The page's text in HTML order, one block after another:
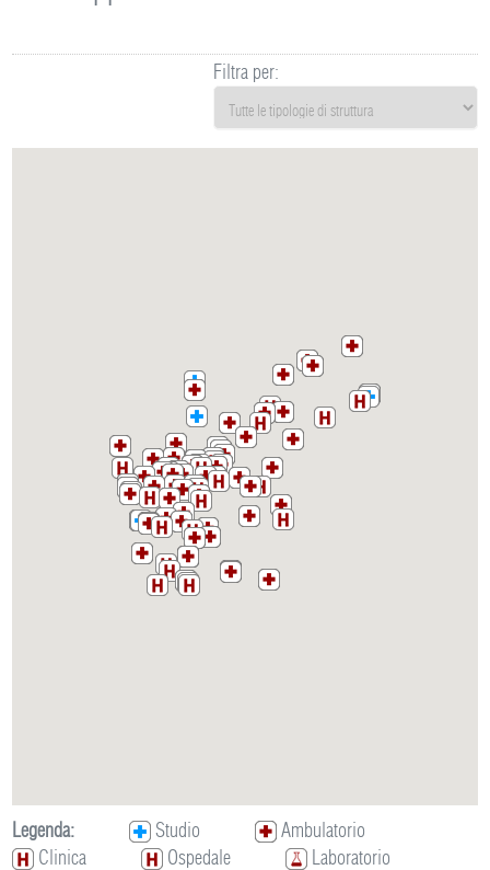
Filtra per:
Legenda: Studio
Ambulatorio
Clinica
Ospedale Laboratorio